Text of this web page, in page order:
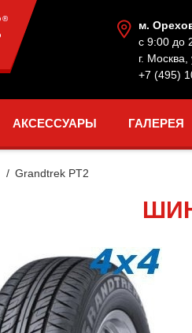
м.
с 9:00 до
г.
+7 (495)
АКСЕССУАРЫ ГАЛЕРЕЯ
Grandtrek PT2